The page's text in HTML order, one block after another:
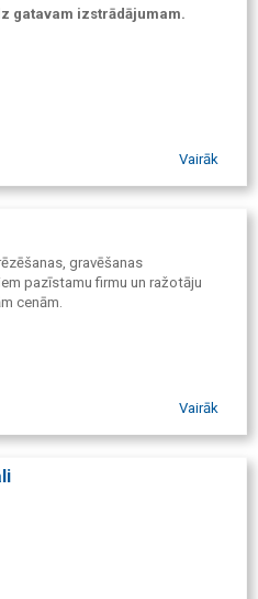
gatavam izstrādājumam.
Vairāk
gravēšanas
pazīstamu firmu un ražotāju
cenām.
Vairāk